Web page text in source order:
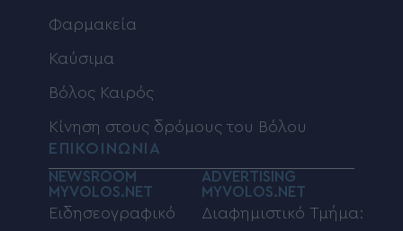
Φαρμακεία
Καύσιμα
Βόλος Καιρός
Κίνηση στους δρόμους του Βόλου
ΕΠΙΚΟΙΝΩΝΙΑ
NEWSROOM
MYVOLOS.NET
Ειδησεογραφικό
ADVERTISING
MYVOLOS.NET
Διαφημιστικό Τμήμα: